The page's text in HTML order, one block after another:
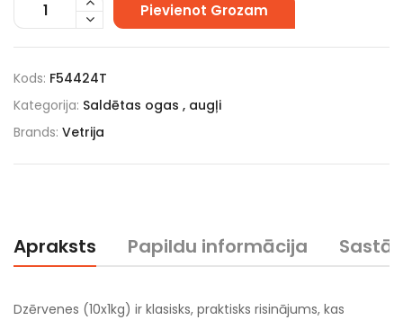
Pievienot Grozam
Kods: F54424T
Kategorija: Saldētas ogas , augļi
Brands: Vetrija
Apraksts Papildu informācija
Dzērvenes (10x1kg) ir klasisks, praktisks risinājums, kas